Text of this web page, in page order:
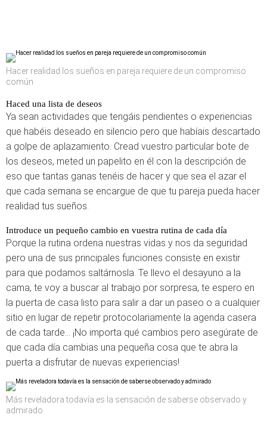
Hacer realidad los sueños en pareja requiere de un compromiso
común
Haced una lista de deseos
Ya sean actividades que tengáis pendientes o experiencias
que habéis deseado en silencio pero que habíais descartado
a golpe de aplazamiento. Cread vuestro particular bote de
los deseos, meted un papelito en él con la descripción de
eso que tantas ganas tenéis de hacer y que sea el azar el
que cada semana se encargue de que tu pareja pueda hacer
realidad tus sueños.
Introduce un pequeño cambio en vuestra rutina de cada día
Porque la rutina ordena nuestras vidas y nos da seguridad
pero una de sus principales funciones consiste en existir
para que podamos saltárnosla. Te llevo el desayuno a la
cama, te voy a buscar al trabajo por sorpresa, te espero en
la puerta de casa listo para salir a dar un paseo o a cualquier
sitio en lugar de repetir protocolariamente la agenda casera
de cada tarde… ¡No importa qué cambios pero asegúrate de
que cada día cambias una pequeña cosa que te abra la
puerta a disfrutar de nuevas experiencias!
Más reveladora todavía es la sensación de saberse observado y
admirado